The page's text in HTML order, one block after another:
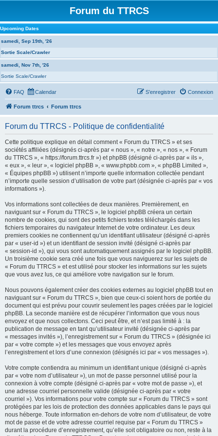
Forum du TTRCS
Upcoming Dates
samedi, Sep 19th, '26
Sortie Scale/Crawler
samedi, Nov 7th, '26
Sortie Scale/Crawler
FAQ Calendar Connexion
S’enregistrer
Forum ttrcs Forum ttrcs
Forum du TTRCS - Politique de confidentialité
Cette politique explique en détail comment « Forum du TTRCS » et ses
sociétés affiliées (désignés ci-après par « nous », « notre », « nos », « Forum
du TTRCS », « https://forum.ttrcs.fr ») et phpBB (désigné ci-après par « ils »,
« eux », « leur », « logiciel phpBB », « www.phpbb.com », « phpBB Limited »,
« Équipes phpBB ») utilisent n’importe quelle information collectée pendant
n’importe quelle session d’utilisation de votre part (désignée ci-après par « vos
informations »).
Vos informations sont collectées de deux manières. Premièrement, en
naviguant sur « Forum du TTRCS », le logiciel phpBB créera un certain
nombre de cookies, qui sont des petits fichiers textes téléchargés dans les
fichiers temporaires du navigateur Internet de votre ordinateur. Les deux
premiers cookies ne contiennent qu’un identifiant utilisateur (désigné ci-après
par « user-id ») et un identifiant de session invité (désigné ci-après par
« session-id »), qui vous sont automatiquement assignés par le logiciel phpBB.
Un troisième cookie sera créé une fois que vous naviguerez sur les sujets de
« Forum du TTRCS » et est utilisé pour stocker les informations sur les sujets
que vous avez lus, ce qui améliore votre navigation sur le forum.
Nous pouvons également créer des cookies externes au logiciel phpBB tout en
naviguant sur « Forum du TTRCS », bien que ceux-ci soient hors de portée du
document qui est prévu pour couvrir seulement les pages créées par le logiciel
phpBB. La seconde manière est de récupérer l’information que vous nous
envoyez et que nous collectons. Ceci peut être, et n’est pas limité à : la
publication de message en tant qu’utilisateur invité (désignée ci-après par
« messages invités »), l’enregistrement sur « Forum du TTRCS » (désignée ici
par « votre compte ») et les messages que vous envoyez après
l’enregistrement et lors d’une connexion (désignés ici par « vos messages »).
Votre compte contiendra au minimum un identifiant unique (désigné ci-après
par « votre nom d’utilisateur »), un mot de passe personnel utilisé pour la
connexion à votre compte (désigné ci-après par « votre mot de passe »), et
une adresse courriel personnelle valide (désignée ci-après par « votre
courriel »). Vos informations pour votre compte sur « Forum du TTRCS » sont
protégées par les lois de protection des données applicables dans le pays qui
nous héberge. Toute information en-dehors de votre nom d’utilisateur, de votre
mot de passe et de votre adresse courriel requise par « Forum du TTRCS »
durant la procédure d’enregistrement, qu’elle soit obligatoire ou non, reste à la